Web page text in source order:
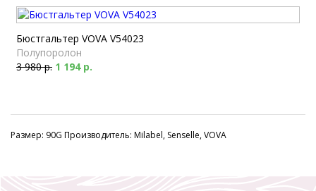
Бюстгальтер VOVA V54023
Полупоролон
3 980 р. 1 194 р.
Размер: 90G Производитель: Milabel, Senselle, VOVA